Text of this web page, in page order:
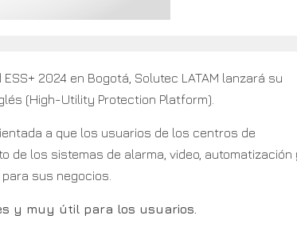
2024 en Bogotá, Solutec LATAM lanzará su
(High-Utility Protection Platform).
a que los usuarios de los centros de
de los sistemas de alarma, video, automatización
sus negocios.
y muy útil para los usuarios.